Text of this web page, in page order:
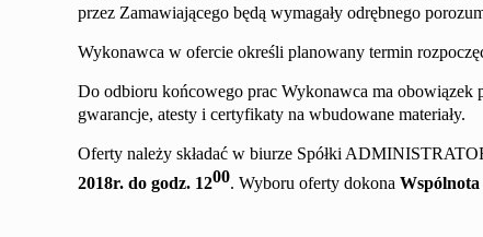
przez Zamawiającego będą wymagały odrębnego
Wykonawca w ofercie określi planowany termin
Do odbioru końcowego prac Wykonawca ma obowiązek
gwarancje, atesty i certyfikaty na wbudowane materiały.
Oferty należy składać w biurze Spółki
2018r. do godz. 1200. Wyboru oferty dokona